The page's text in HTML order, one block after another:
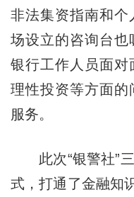
非法集资指南和个
场设立的咨询台也
银行工作人员面对
理性投资等方面的
服务。
此次“银警社”三
式，打通了金融知